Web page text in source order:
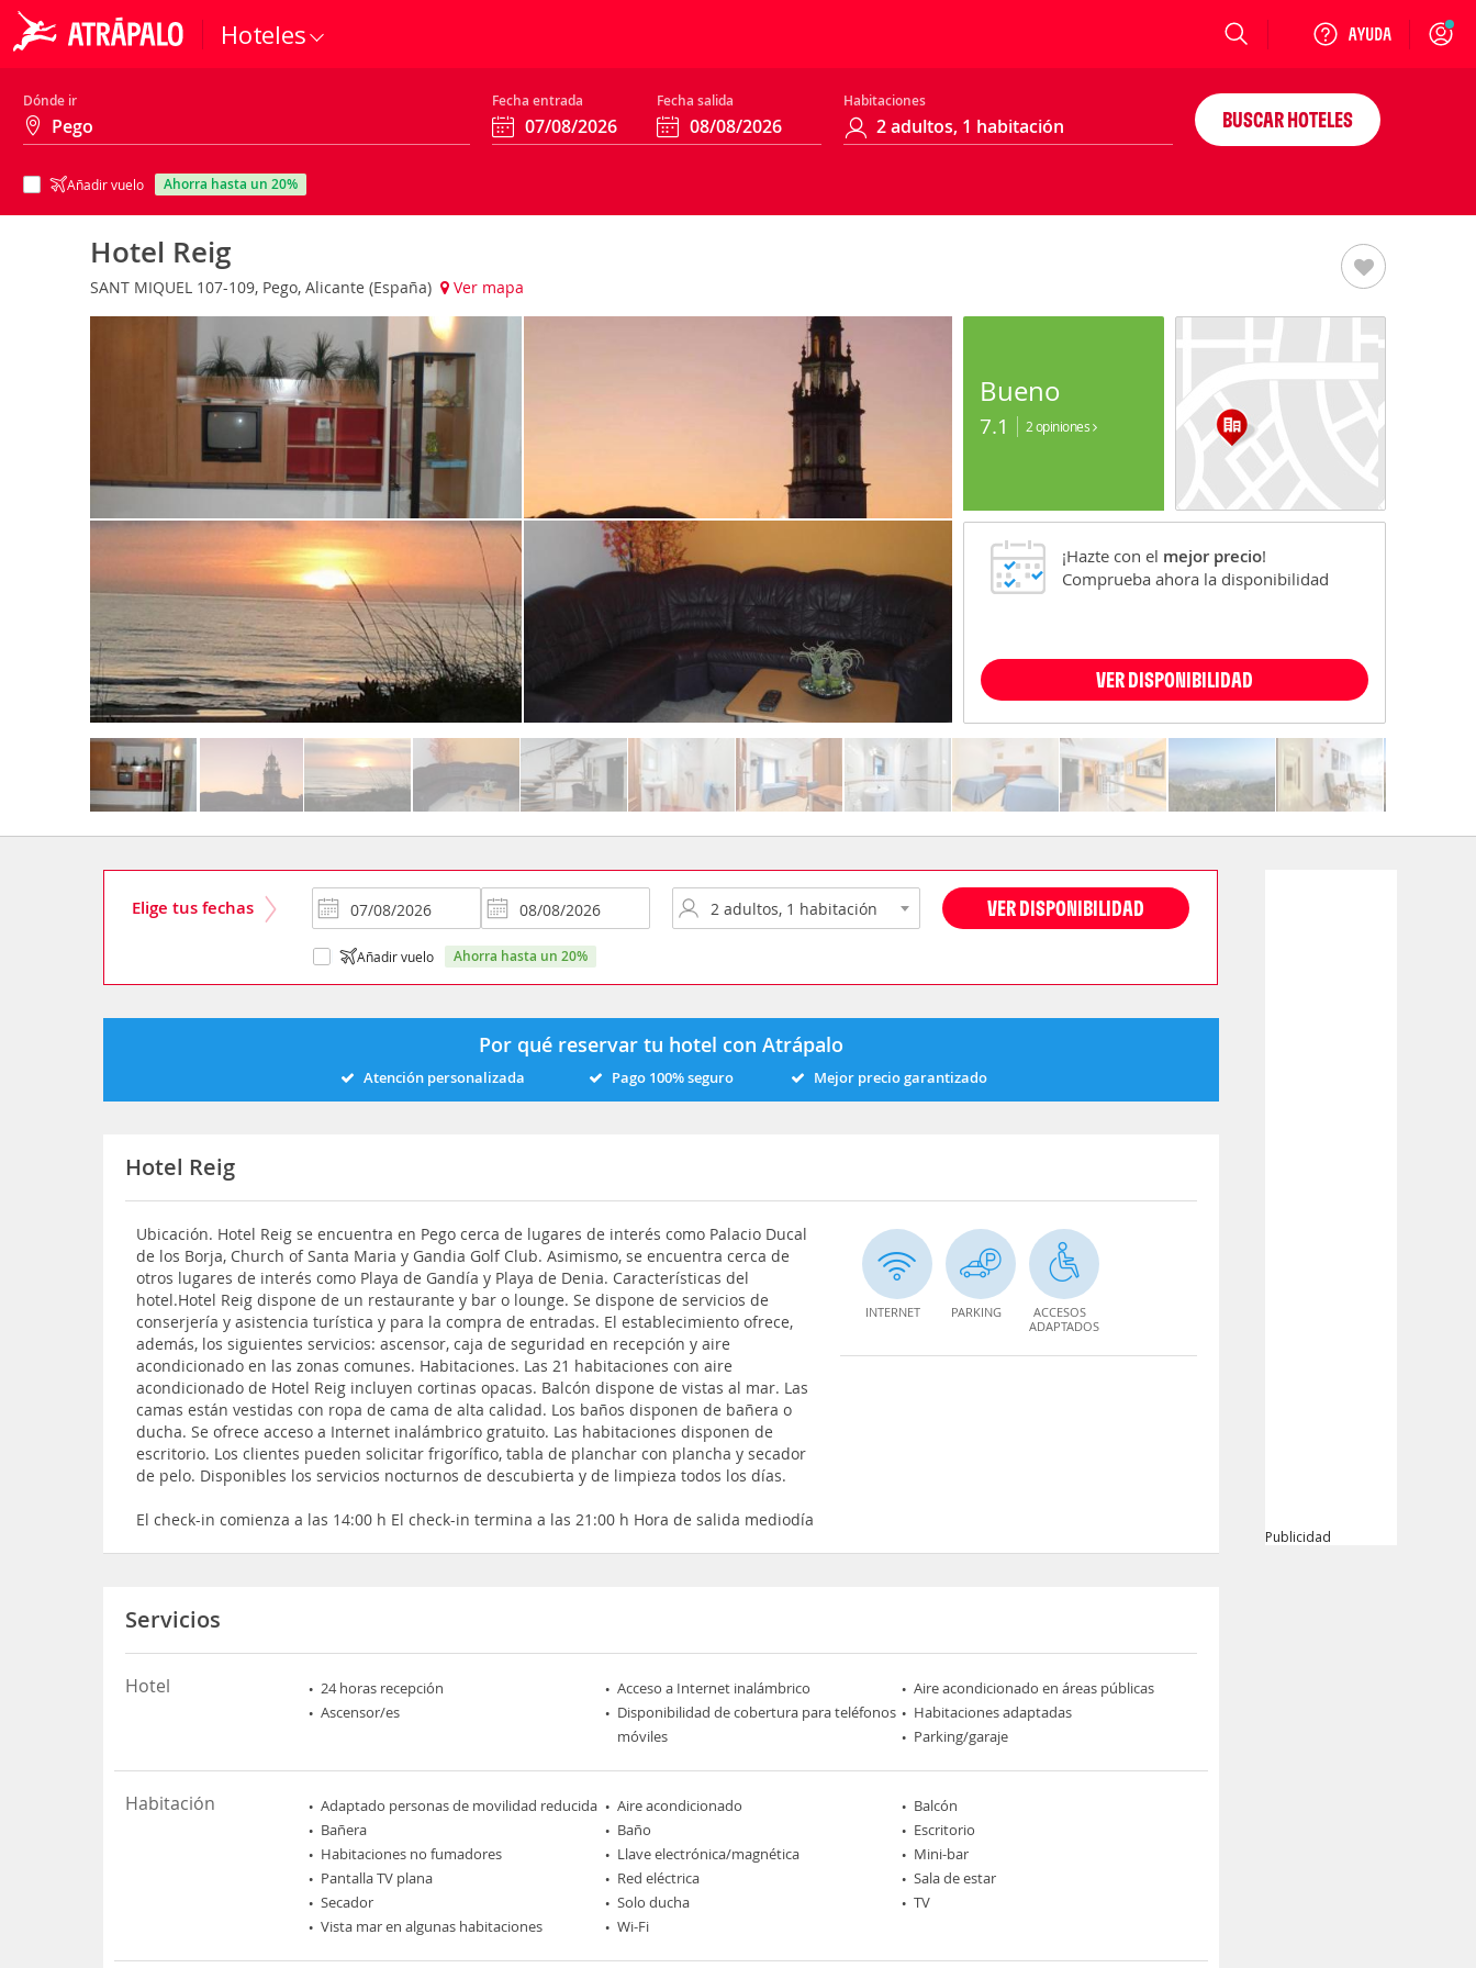
Hoteles Login
Dónde ir Fecha entrada Fecha salida Habitaciones
Añadir vuelo ahorra hasta un 20%
BUSCAR HOTELES
Hotel Reig
SANT MIQUEL 107-109, Pego, Alicante (España) Ver mapa
Bueno
7.1 2 opiniones
¡Hazte con el mejor precio!
Comprueba ahora la disponibilidad
VER DISPONIBILIDAD
Elige tus fechas VER DISPONIBILIDAD
Añadir vuelo ahorra hasta un 20%
Por qué reservar tu hotel con Atrápalo
Atención personalizada Pago 100% seguro Mejor precio garantizado
Hotel Reig
Ubicación. Hotel Reig se encuentra en Pego cerca de lugares de interés como Palacio Ducal
de los Borja, Church of Santa Maria y Gandia Golf Club. Asimismo, se encuentra cerca de
otros lugares de interés como Playa de Gandía y Playa de Denia. Características del
hotel.Hotel Reig dispone de un restaurante y bar o lounge. Se dispone de servicios de
conserjería y asistencia turística y para la compra de entradas. El establecimiento ofrece,
además, los siguientes servicios: ascensor, caja de seguridad en recepción y aire
acondicionado en las zonas comunes. Habitaciones. Las 21 habitaciones con aire
acondicionado de Hotel Reig incluyen cortinas opacas. Balcón dispone de vistas al mar. Las
camas están vestidas con ropa de cama de alta calidad. Los baños disponen de bañera o
ducha. Se ofrece acceso a Internet inalámbrico gratuito. Las habitaciones disponen de
escritorio. Los clientes pueden solicitar frigorífico, tabla de planchar con plancha y secador
de pelo. Disponibles los servicios nocturnos de descubierta y de limpieza todos los días.
El check-in comienza a las 14:00 h El check-in termina a las 21:00 h Hora de salida mediodía
INTERNET PARKING
ACCESOS
ADAPTADOS
Servicios
Hotel 24 horas recepción Acceso a Internet inalámbrico
Aire acondicionado en áreas públicas
Ascensor/es
Disponibilidad de cobertura para teléfonos
móviles
Habitaciones adaptadas
Parking/garaje
Habitación Adaptado personas de movilidad reducida Aire acondicionado
Balcón
Bañera
Baño
Escritorio
Habitaciones no fumadores
Llave electrónica/magnética
Mini-bar
Pantalla TV plana
Red eléctrica
Sala de estar
Secador
Solo ducha
TV
Vista mar en algunas habitaciones
Wi-Fi
Publicidad